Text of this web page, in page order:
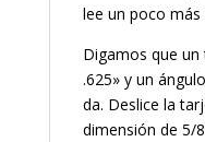
lee un poco más
Digamos que
.625» y un
da. Deslice la
dimensión de 5/